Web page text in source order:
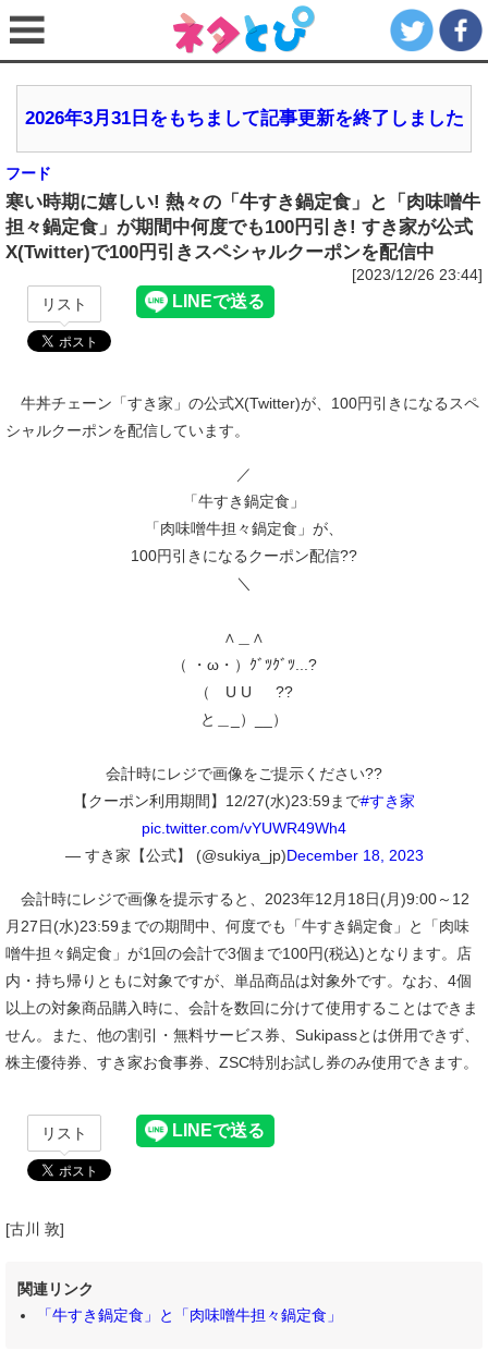
2026年3月31日をもちまして記事更新を終了しました
フード
寒い時期に嬉しい! 熱々の「牛すき鍋定食」と「肉味噌牛
担々鍋定食」が期間中何度でも100円引き! すき家が公式
X(Twitter)で100円引きスペシャルクーポンを配信中
[2023/12/26 23:44]
リスト
牛丼チェーン「すき家」の公式X(Twitter)が、100円引きになるスペ
シャルクーポンを配信しています。
／
「牛すき鍋定食」
「肉味噌牛担々鍋定食」が、
100円引きになるクーポン配信??
＼
∧＿∧
（ ・ω・）ｸﾞﾂｸﾞﾂ...?
（ U U ??
と＿_）__）
会計時にレジで画像をご提示ください??
【クーポン利用期間】12/27(水)23:59まで#すき家
pic.twitter.com/vYUWR49Wh4
— すき家【公式】 (@sukiya_jp)December 18, 2023
会計時にレジで画像を提示すると、2023年12月18日(月)9:00～12
月27日(水)23:59までの期間中、何度でも「牛すき鍋定食」と「肉味
噌牛担々鍋定食」が1回の会計で3個まで100円(税込)となります。店
内・持ち帰りともに対象ですが、単品商品は対象外です。なお、4個
以上の対象商品購入時に、会計を数回に分けて使用することはできま
せん。また、他の割引・無料サービス券、Sukipassとは併用できず、
株主優待券、すき家お食事券、ZSC特別お試し券のみ使用できます。
リスト
[古川 敦]
関連リンク
「牛すき鍋定食」と「肉味噌牛担々鍋定食」